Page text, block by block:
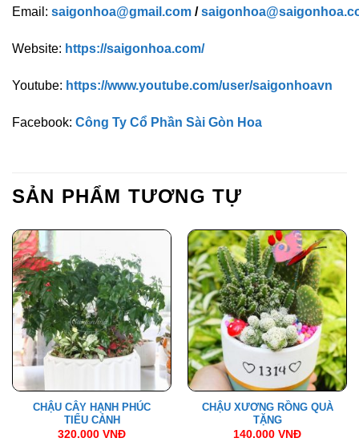
Email: saigonhoa@gmail.com /
Website: https://saigonhoa.com/
Youtube: https://www.youtube.com/user/saigonhoavn
Facebook: Công Ty Cổ Phần Sài Gòn Hoa
SẢN PHẨM TƯƠNG TỰ
CHẬU CÂY HẠNH PHÚC
TIỂU CẢNH
320.000 VNĐ
CHẬU XƯƠNG RỒNG QUÀ
TẶNG
140.000 VNĐ